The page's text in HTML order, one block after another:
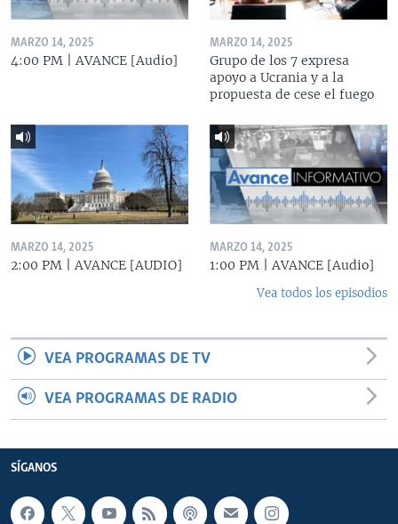
MARZO 14, 2025
4:00 PM | AVANCE [Audio]
MARZO 14, 2025
Grupo de los 7 expresa
apoyo a Ucrania y a la
propuesta de cese el fuego
MARZO 14, 2025
2:00 PM | AVANCE [AUDIO]
MARZO 14, 2025
1:00 PM | AVANCE [Audio]
Vea todos los episodios
VEA PROGRAMAS DE TV
VEA PROGRAMAS DE RADIO
SÍGANOS